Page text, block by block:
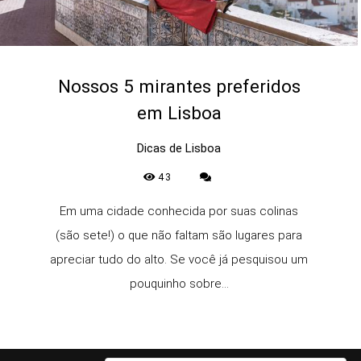
Nossos 5 mirantes preferidos
em Lisboa
Dicas de Lisboa
43
Em uma cidade conhecida por suas colinas
(são sete!) o que não faltam são lugares para
apreciar tudo do alto. Se você já pesquisou um
pouquinho sobre...